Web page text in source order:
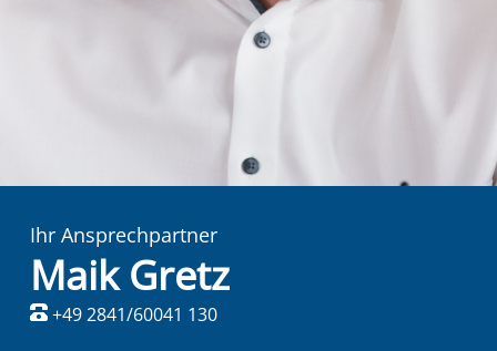
Ihr Ansprechpartner
Maik Gretz
+49 2841/60041 130